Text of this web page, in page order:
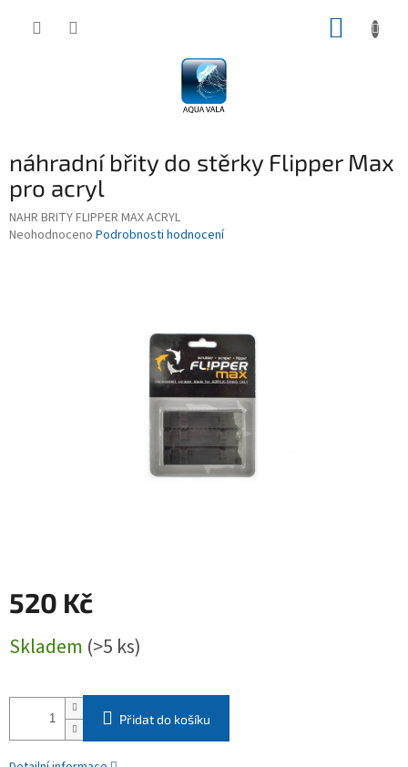
náhradní břity do stěrky Flipper Max
pro acryl
NAHR BRITY FLIPPER MAX ACRYL
Průměrné
Neohodnoceno Podrobnosti hodnocení
520 Kč
cena:
Skladem (>5 ks)
Přidat do košíku